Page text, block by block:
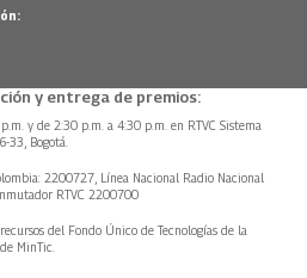
y entrega de premios:
y de 2:30 p.m. a 4:30 p.m. en RTVC Sistema
33, Bogotá.
2200727, Línea Nacional Radio Nacional
RTVC 2200700
del Fondo Único de Tecnologías de la
MinTic.